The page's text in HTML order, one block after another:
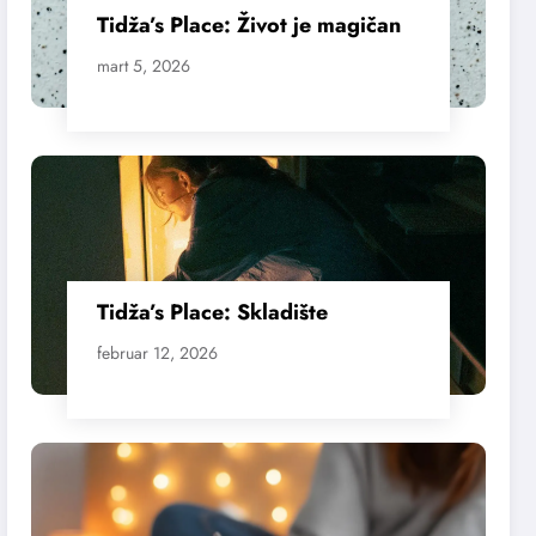
Tidža’s Place: Život je magičan
mart 5, 2026
Tidža’s Place: Skladište
februar 12, 2026